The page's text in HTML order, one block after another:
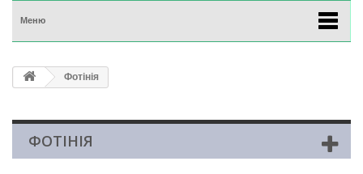
Меню
Фотінія
ФОТІНІЯ